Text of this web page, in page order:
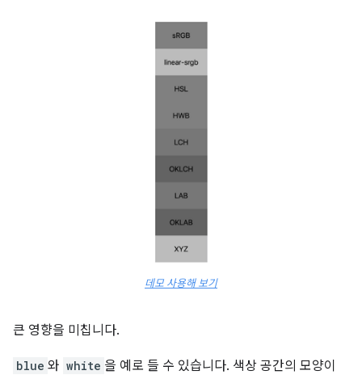
데모 사용해 보기
큰 영향을 미칩니다.
blue 와 white 을 예로 들 수 있습니다. 색상 공간의 모양이